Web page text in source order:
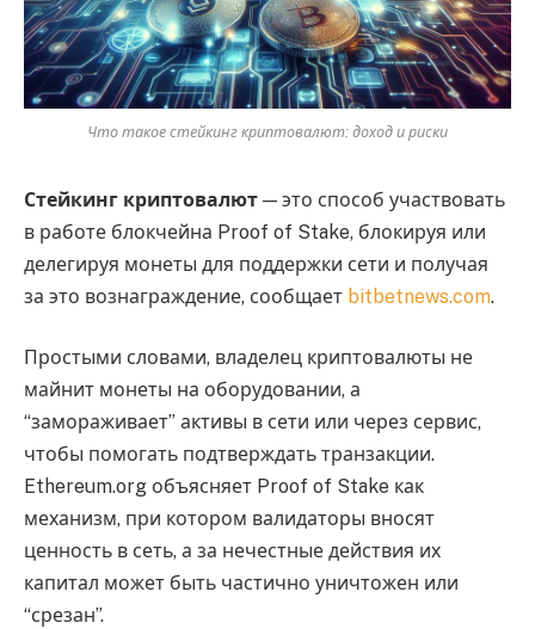
Что такое стейкинг криптовалют: доход и риски
Стейкинг криптовалют — это способ участвовать
в работе блокчейна Proof of Stake, блокируя или
делегируя монеты для поддержки сети и получая
за это вознаграждение, сообщает bitbetnews.com.
Простыми словами, владелец криптовалюты не
майнит монеты на оборудовании, а
“замораживает” активы в сети или через сервис,
чтобы помогать подтверждать транзакции.
Ethereum.org объясняет Proof of Stake как
механизм, при котором валидаторы вносят
ценность в сеть, а за нечестные действия их
капитал может быть частично уничтожен или
“срезан”.